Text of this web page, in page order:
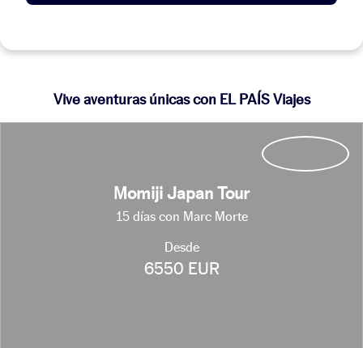
Vive aventuras únicas con EL PAÍS Viajes
Momiji Japan Tour
15 días con Marc Morte
Desde
6550 EUR